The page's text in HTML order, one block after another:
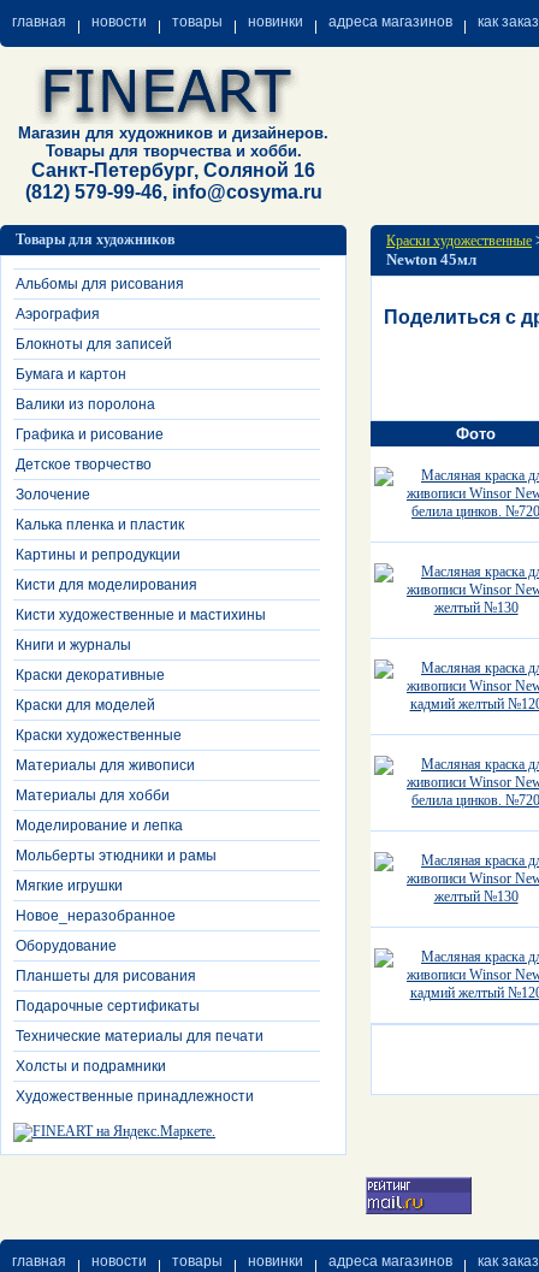
главная новости товары новинки адреса магазинов как
Магазин для художников и дизайнеров.
Товары для творчества и хобби.
Санкт-Петербург, Соляной 16
(812) 579-99-46, info@cosyma.ru
Товары для художников
Альбомы для рисования
Аэрография
Блокноты для записей
Бумага и картон
Валики из поролона
Графика и рисование
Детское творчество
Золочение
Калька пленка и пластик
Картины и репродукции
Кисти для моделирования
Кисти художественные и мастихины
Книги и журналы
Краски декоративные
Краски для моделей
Краски художественные
Материалы для живописи
Материалы для хобби
Моделирование и лепка
Мольберты этюдники и рамы
Мягкие игрушки
Новое_неразобранное
Оборудование
Планшеты для рисования
Подарочные сертификаты
Технические материалы для печати
Холсты и подрамники
Художественные принадлежности
Краски художественные
Newton 45мл
Поделиться с
Фото
главная новости товары новинки адреса магазинов как